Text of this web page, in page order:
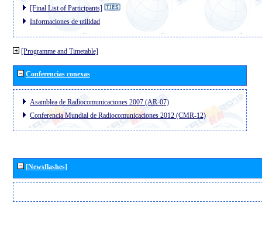
[Final List of Participants]
Informaciones de utilidad
[Programme and Timetable]
Conferencias conexas
Asamblea de Radiocomunicaciones 2007 (AR-07)
Conferencia Mundial de Radiocomunicaciones 2012 (CMR-12)
[Newsflashes]